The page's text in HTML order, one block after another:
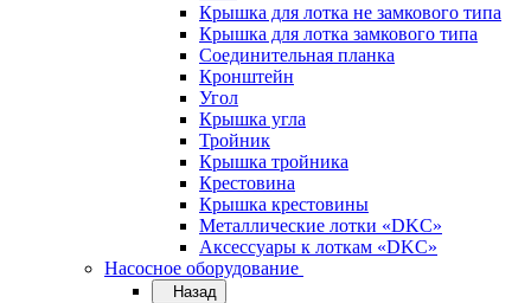
Крышка для лотка не замкового типа
Крышка для лотка замкового типа
Соединительная планка
Кронштейн
Угол
Крышка угла
Тройник
Крышка тройника
Крестовина
Крышка крестовины
Металлические лотки «DKC»
Аксессуары к лоткам «DKC»
Насосное оборудование
Назад